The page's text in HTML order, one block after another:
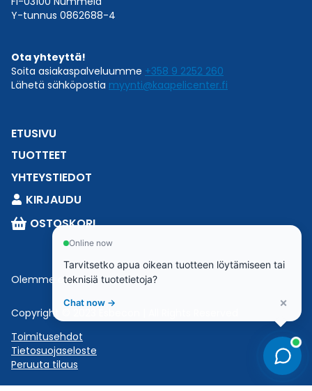
Y-tunnus 0862688-4
Ota yhteyttä!
Soita asiakaspalveluumme +358 9 2252 260
Lähetä sähköpostia myynti@kaapelicenter.fi
ETUSIVU
TUOTTEET
YHTEYSTIEDOT
KIRJAUDU
OSTOSKORI
Olemme osaEsbeconia.
Copyright © 2023 Esbecon | All Rights Reserved
Toimitusehdot
Tietosuojaseloste
Peruuta tilaus
Online now
Tarvitsetko apua oikean tuotteen löytämiseen tai
teknisiä tuotetietoja?
Chat now → ×